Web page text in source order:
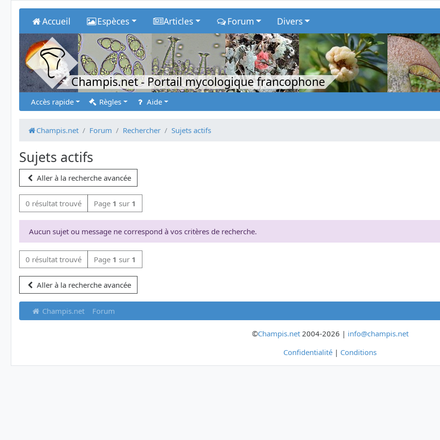
Accueil Espèces Articles Forum Divers
Champis.net- Portail mycologique francophone
Accès rapide Règles Aide
Champis.net Forum Rechercher Sujets actifs
Sujets actifs
Aller à la recherche avancée
0 résultat trouvé Page 1 sur 1
Aucun sujet ou message ne correspond à vos critères de recherche.
0 résultat trouvé Page 1 sur 1
Aller à la recherche avancée
Champis.net Forum
©Champis.net2004-2026 | info@champis.net
Confidentialité | Conditions